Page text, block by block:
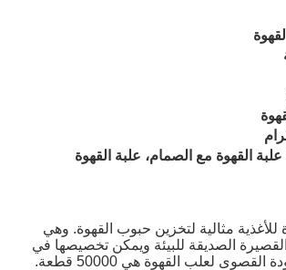
القهوة مع الصمام، علبة القهوة
مثالية لتخزين حبوب القهوة. وهي
الصديقة للبيئة ويمكن تخصيصها في
لعلب القهوة هي 50000 قطعة.